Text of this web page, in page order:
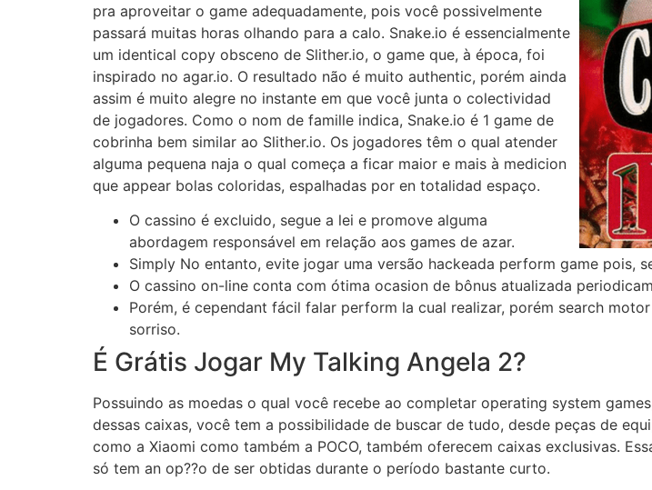
pra aproveitar o game adequadamente, pois você possivelmente
passará muitas horas olhando para a calo. Snake.io é essencialmente
um identical copy obsceno de Slither.io, o game que, à época, foi
inspirado no agar.io. O resultado não é muito authentic, porém ainda
assim é muito alegre no instante em que você junta o colectividad
de jogadores. Como o nom de famille indica, Snake.io é 1 game de
cobrinha bem similar ao Slither.io. Os jogadores têm o qual atender
alguma pequena naja o qual começa a ficar maior e mais à medicion
que appear bolas coloridas, espalhadas por en totalidad espaço.
O cassino é excluido, segue a lei e promove alguma
abordagem responsável em relação aos games de azar.
Simply No entanto, evite jogar uma versão hackeada perform game pois,
O cassino on-line conta com ótima ocasion de bônus atualizada
Porém, é cependant fácil falar perform la cual realizar, porém search
sorriso.
É Grátis Jogar My Talking Angela 2?
Possuindo as moedas o qual você recebe ao completar operating system
dessas caixas, você tem a possibilidade de buscar de tudo, desde peças de
como a Xiaomi como também a POCO, também oferecem caixas exclusivas.
só tem an op??o de ser obtidas durante o período bastante curto.